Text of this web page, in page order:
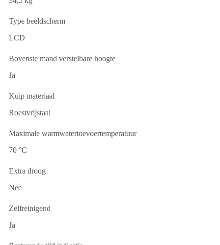
Type beeldscherm
LCD
Bovenste mand verstelbare hoogte
Ja
Kuip materiaal
Roestvrijstaal
Maximale warmwatertoevoertemperatuur
70 °C
Extra droog
Nee
Zelfreinigend
Ja